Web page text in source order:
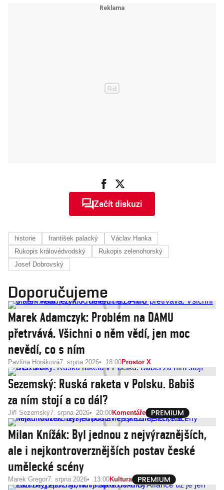
Začít diskuzi
historie františek palacký
Václav Hanka
Rukopis královédvodský
Rukopis zelenohorský
Josef Dobrovský
Doporučujeme
Marek Adamczyk: Problém na DAMU
přetrvává. Všichni o něm vědí, jen moc
nevědí, co s ním
Pavlína Horáková7. srpna 2026 18:00Prostor X
Sezemský: Ruská raketa v Polsku. Babiš
za ním stojí a co dál?
Jiří Sezemský7. srpna 2026 20:00Komentáře
Milan Knížák: Byl jednou z nejvýraznějších,
ale i nejkontroverznějších postav české
umělecké scény
Marek Gregor7. srpna 2026 13:00Kultura